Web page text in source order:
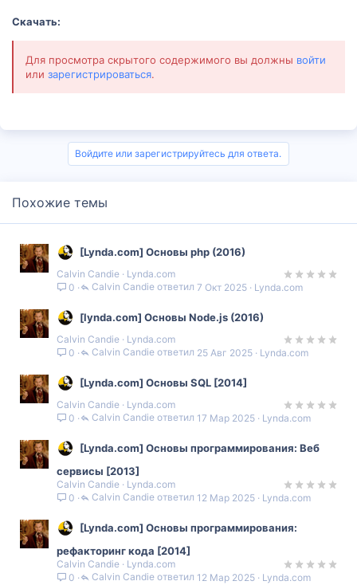
Скачать:
Для просмотра скрытого содержимого вы должны войти
или зарегистрироваться.
Войдите или зарегистрируйтесь для ответа.
Похожие темы
[Lynda.com] Основы php (2016)
Calvin Candie
Lynda.com
0
Lynda.com
7 Окт 2025
Calvin Candie
[lynda.com] Основы Node.js (2016)
Calvin Candie
Lynda.com
0
Lynda.com
25 Авг 2025
Calvin Candie
[Lynda.com] Основы SQL [2014]
Calvin Candie
Lynda.com
0
Lynda.com
17 Мар 2025
Calvin Candie
[Lynda.com] Основы программирования: Веб
сервисы [2013]
Calvin Candie
Lynda.com
0
Lynda.com
12 Мар 2025
Calvin Candie
[Lynda.com] Основы программирования:
рефакторинг кода [2014]
Calvin Candie
Lynda.com
0
Lynda.com
12 Мар 2025
Calvin Candie